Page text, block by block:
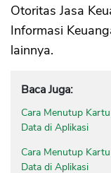
Otoritas Jasa
Informasi
lainnya.
Baca Juga:
Cara Menutup
Data di Aplikasi
Cara Menutup
Data di Aplikasi